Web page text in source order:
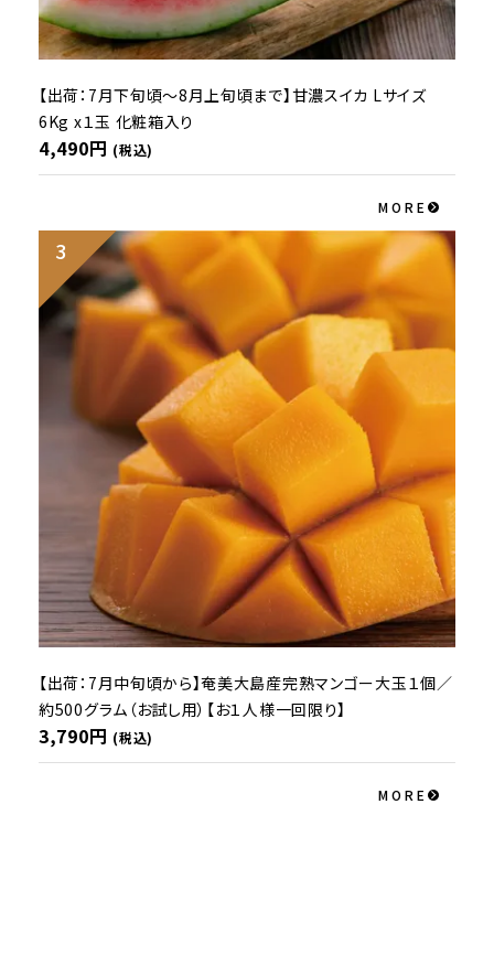
【出荷：7月下旬頃～8月上旬頃まで】甘濃スイカ Lサイズ
6Kg x１玉 化粧箱入り
4,490円 (税込)
MORE
【出荷：7月中旬頃から】奄美大島産完熟マンゴー大玉１個／
約500グラム（お試し用）【お１人様一回限り】
3,790円 (税込)
MORE